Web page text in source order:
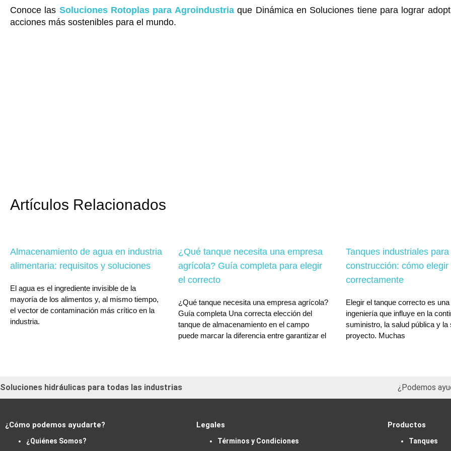
Conoce las Soluciones Rotoplas para Agroindustriaque Dinámica en Soluciones tiene para lograr
acciones más sostenibles para el mundo.
Artículos Relacionados
Almacenamiento de agua en industria
alimentaria: requisitos y soluciones
El agua es el ingrediente invisible de la
mayoría de los alimentos y, al mismo tiempo,
el vector de contaminación más crítico en la
industria.
¿Qué tanque necesita una empresa
agrícola? Guía completa para elegir
el correcto
¿Qué tanque necesita una empresa agrícola?
Guía completa Una correcta elección del
tanque de almacenamiento en el campo
puede marcar la diferencia entre garantizar el
Tanques industriales para
construcción: cómo elegir
correctamente
Elegir el tanque correcto es
ingeniería que influye en la
suministro, la salud pública y la
proyecto. Muchas
Soluciones hidráulicas para todas las industrias ¿Podemos
¿Cómo podemos ayudarte?
¿Quiénes Somos?
Legales
Términos y Condiciones
Productos
Tanques